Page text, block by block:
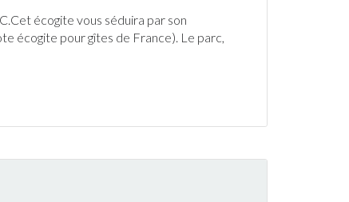
écogite vous séduira par son
écogite pourgîtes de France). Le parc,